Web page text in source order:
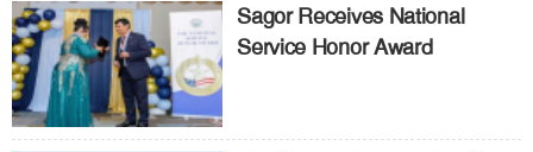
Sagor Receives National
Service Honor Award